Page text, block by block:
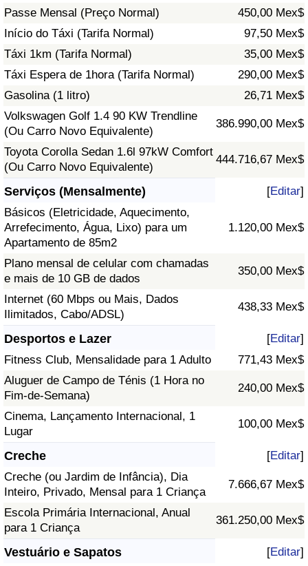
Passe Mensal (Preço Normal)
450,00 Mex$
Início do Táxi (Tarifa Normal)
97,50 Mex$
Táxi 1km (Tarifa Normal)
35,00 Mex$
Táxi Espera de 1hora (Tarifa Normal)
290,00 Mex$
Gasolina (1 litro)
26,71 Mex$
Volkswagen Golf 1.4 90 KW Trendline
(Ou Carro Novo Equivalente)
386.990,00 Mex$
Toyota Corolla Sedan 1.6l 97kW Comfort
(Ou Carro Novo Equivalente)
444.716,67 Mex$
Serviços (Mensalmente) [Editar]
Básicos (Eletricidade, Aquecimento,
Arrefecimento, Água, Lixo) para um
Apartamento de 85m2
1.120,00 Mex$
Plano mensal de celular com chamadas
e mais de 10 GB de dados
350,00 Mex$
Internet (60 Mbps ou Mais, Dados
Ilimitados, Cabo/ADSL)
438,33 Mex$
Desportos e Lazer [Editar]
Fitness Club, Mensalidade para 1 Adulto
771,43 Mex$
Aluguer de Campo de Ténis (1 Hora no
Fim-de-Semana)
240,00 Mex$
Cinema, Lançamento Internacional, 1
Lugar
100,00 Mex$
Creche [Editar]
Creche (ou Jardim de Infância), Dia
Inteiro, Privado, Mensal para 1 Criança
7.666,67 Mex$
Escola Primária Internacional, Anual
para 1 Criança
361.250,00 Mex$
Vestuário e Sapatos [Editar]